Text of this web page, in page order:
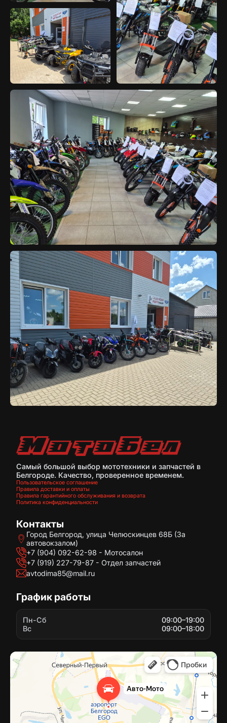
Самый большой выбор мототехники и запчастей в
Белгороде. Качество, проверенное временем.
Пользовательское соглашение
Правила доставки и оплаты
Правила гарантийного обслуживания и возврата
Политика конфиденциальности
Контакты
Город Белгород, улица Челюскинцев 68Б (За
автовокзалом)
+7 (904) 092-62-98 - Мотосалон
+7 (919) 227-79-87 - Отдел запчастей
avtodima85@mail.ru
График работы
Пн-Сб
09:00–19:00
Вс
09:00–18:00